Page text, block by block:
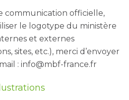
communication officielle,
le logotype du ministère
et externes
sites, etc.), merci d’envoyer
: info@mbf-france.fr